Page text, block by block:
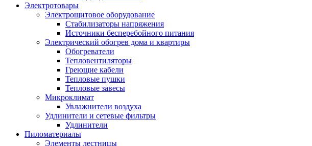
Электротовары
Электрощитовое оборудование
Стабилизаторы напряжения
Источники бесперебойного питания
Электрический обогрев дома и квартиры
Обогреватели
Тепловентиляторы
Греющие кабели
Тепловые пушки
Тепловые завесы
Микроклимат
Увлажнители воздуха
Удлинители и сетевые фильтры
Удлинители
Пиломатериалы
Элементы лестницы